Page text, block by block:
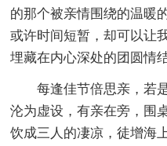
的那个被亲情围绕的温暖
或许时间短暂，却可以让
埋藏在内心深处的团圆情结
每逢佳节倍思亲，若
沦为虚设，有亲在旁，围
饮成三人的凄凉，徒增海